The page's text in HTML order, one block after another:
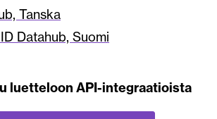
Tanska
Datahub, Suomi
luetteloon API-integraatioista